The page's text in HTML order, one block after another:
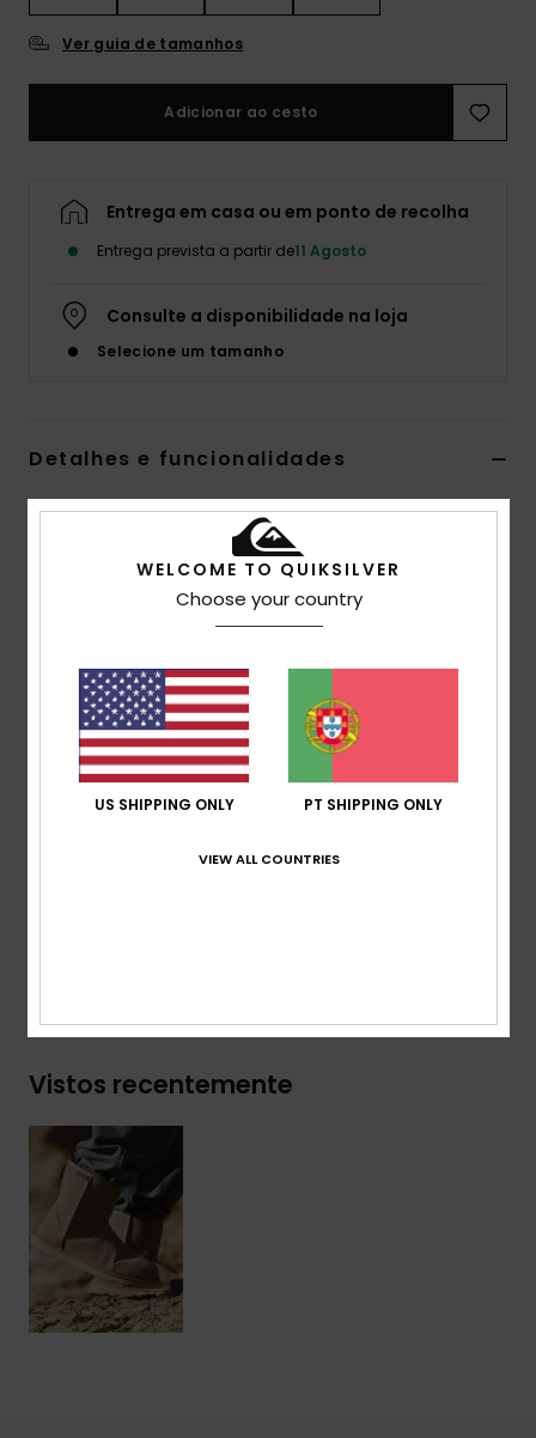
Ver guia de tamanhos
Adicionar ao cesto
Entrega em casa ou em ponto de recolha
Entrega prevista a partir de11 Agosto
Consulte a disponibilidade na loja
Selecione um tamanho
Detalhes e funcionalidades
Botas de camurça Castanho Homem
Código de Cor
Parte superior:cabedal em couro camurça macio
Forro:forro de sherpa quente
Sola:sola de eva espessa projetada para
flexibilidade e aderência.
camurça, 6% tecido / Forro: 100% pele sintética / Sola:
Vistos recentemente
WELCOME TO QUIKSILVER
Choose your country
US SHIPPING ONLY PT SHIPPING ONLY
VIEW ALL COUNTRIES